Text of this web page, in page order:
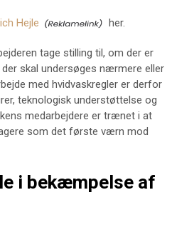
Hejle her.
tage stilling til, om der er
skal undersøges nærmere eller
med hvidvaskregler er derfor
teknologisk understøttelse og
medarbejdere er trænet i at
som det første værn mod
i bekæmpelse af